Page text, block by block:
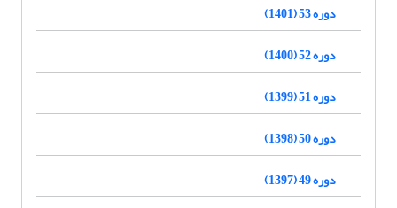
دوره 53 (1401)
دوره 52 (1400)
دوره 51 (1399)
دوره 50 (1398)
دوره 49 (1397)